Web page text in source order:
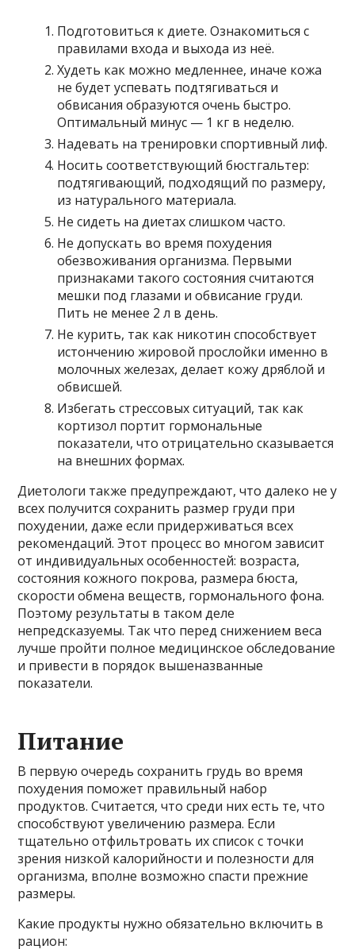
Подготовиться к диете. Ознакомиться с
правилами входа и выхода из неё.
Худеть как можно медленнее, иначе кожа
не будет успевать подтягиваться и
обвисания образуются очень быстро.
Оптимальный минус — 1 кг в неделю.
Надевать на тренировки спортивный лиф.
Носить соответствующий бюстгальтер:
подтягивающий, подходящий по размеру,
из натурального материала.
Не сидеть на диетах слишком часто.
Не допускать во время похудения
обезвоживания организма. Первыми
признаками такого состояния считаются
мешки под глазами и обвисание груди.
Пить не менее 2 л в день.
Не курить, так как никотин способствует
истончению жировой прослойки именно в
молочных железах, делает кожу дряблой и
обвисшей.
Избегать стрессовых ситуаций, так как
кортизол портит гормональные
показатели, что отрицательно сказывается
на внешних формах.
Диетологи также предупреждают, что далеко не у
всех получится сохранить размер груди при
похудении, даже если придерживаться всех
рекомендаций. Этот процесс во многом зависит
от индивидуальных особенностей: возраста,
состояния кожного покрова, размера бюста,
скорости обмена веществ, гормонального фона.
Поэтому результаты в таком деле
непредсказуемы. Так что перед снижением веса
лучше пройти полное медицинское обследование
и привести в порядок вышеназванные
показатели.
Питание
В первую очередь сохранить грудь во время
похудения поможет правильный набор
продуктов. Считается, что среди них есть те, что
способствуют увеличению размера. Если
тщательно отфильтровать их список с точки
зрения низкой калорийности и полезности для
организма, вполне возможно спасти прежние
размеры.
Какие продукты нужно обязательно включить в
рацион: